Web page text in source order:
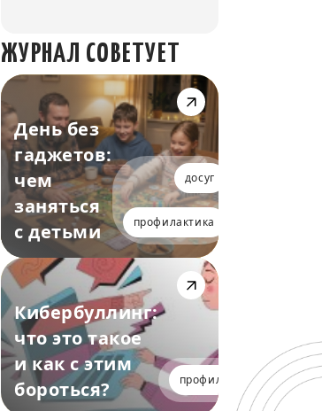
ЖУРНАЛ СОВЕТУЕТ
День без
гаджетов:
чем
заняться
с детьми
досуг
профилактика
Кибербуллинг:
что это такое
и как с этим
бороться?
профилактика